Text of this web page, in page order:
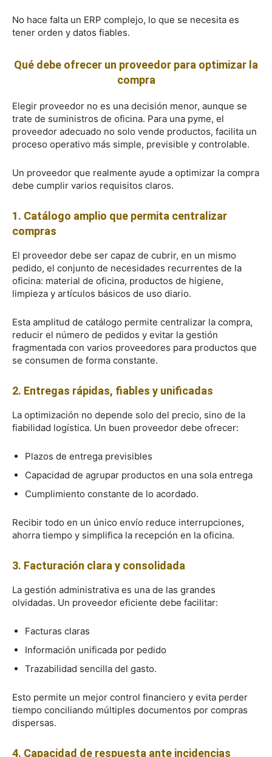
No hace falta un ERP complejo, lo que se necesita es
tener orden y datos fiables.
Qué debe ofrecer un proveedor para optimizar la
compra
Elegir proveedor no es una decisión menor, aunque se
trate de suministros de oficina. Para una pyme, el
proveedor adecuado no solo vende productos, facilita un
proceso operativo más simple, previsible y controlable.
Un proveedor que realmente ayude a optimizar la compra
debe cumplir varios requisitos claros.
1. Catálogo amplio que permita centralizar
compras
El proveedor debe ser capaz de cubrir, en un mismo
pedido, el conjunto de necesidades recurrentes de la
oficina: material de oficina, productos de higiene,
limpieza y artículos básicos de uso diario.
Esta amplitud de catálogo permite centralizar la compra,
reducir el número de pedidos y evitar la gestión
fragmentada con varios proveedores para productos que
se consumen de forma constante.
2. Entregas rápidas, fiables y unificadas
La optimización no depende solo del precio, sino de la
fiabilidad logística. Un buen proveedor debe ofrecer:
Plazos de entrega previsibles
Capacidad de agrupar productos en una sola entrega
Cumplimiento constante de lo acordado.
Recibir todo en un único envío reduce interrupciones,
ahorra tiempo y simplifica la recepción en la oficina.
3. Facturación clara y consolidada
La gestión administrativa es una de las grandes
olvidadas. Un proveedor eficiente debe facilitar:
Facturas claras
Información unificada por pedido
Trazabilidad sencilla del gasto.
Esto permite un mejor control financiero y evita perder
tiempo conciliando múltiples documentos por compras
dispersas.
4. Capacidad de respuesta ante incidencias